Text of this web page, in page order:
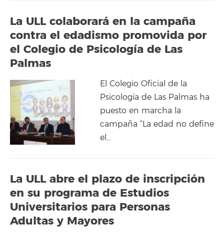
La ULL colaborará en la campaña
contra el edadismo promovida por
el Colegio de Psicología de Las
Palmas
El Colegio Oficial de la
Psicología de Las Palmas ha
puesto en marcha la
campaña “La edad no define
el…
La ULL abre el plazo de inscripción
en su programa de Estudios
Universitarios para Personas
Adultas y Mayores